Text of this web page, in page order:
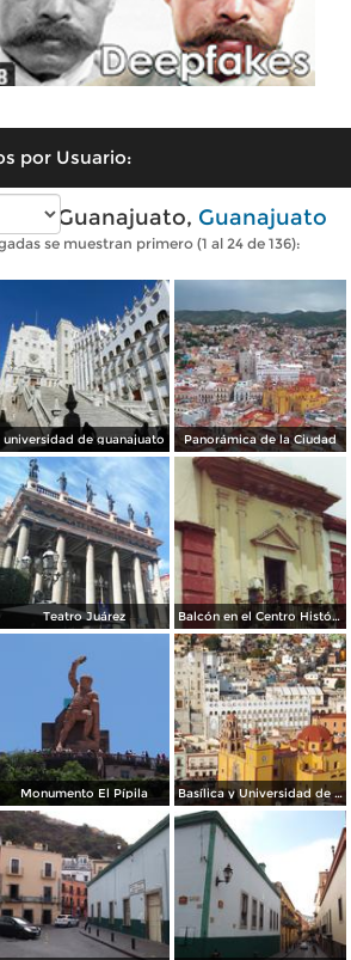
por Usuario:
de Guanajuato, Guanajuato
se muestran primero (1 al 24 de 136):
universidad de guanajuato Panorámica de la Ciudad
Teatro Juárez Balcón en el Centro Histórico
Monumento El Pípila Basílica y Universidad de Guanajuato